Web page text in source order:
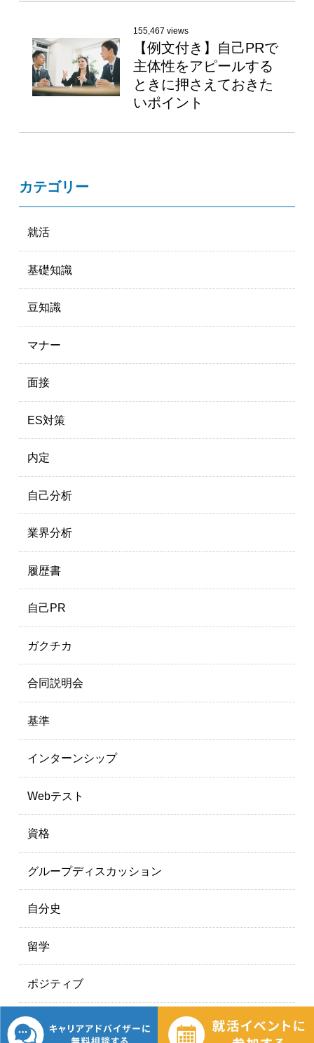
155,467 views
【例文付き】自己PRで
主体性をアピールする
ときに押さえておきた
いポイント
カテゴリー
就活
基礎知識
豆知識
マナー
面接
ES対策
内定
自己分析
業界分析
履歴書
自己PR
ガクチカ
合同説明会
基準
インターンシップ
Webテスト
資格
グループディスカッション
自分史
留学
ポジティブ
ゼミ